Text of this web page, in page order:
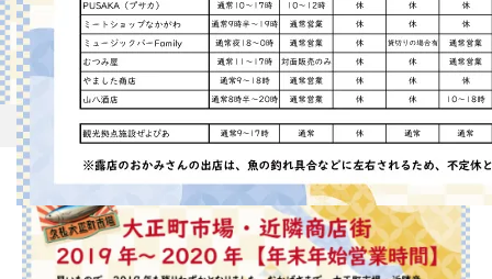
年末年始営業時間大正町市場